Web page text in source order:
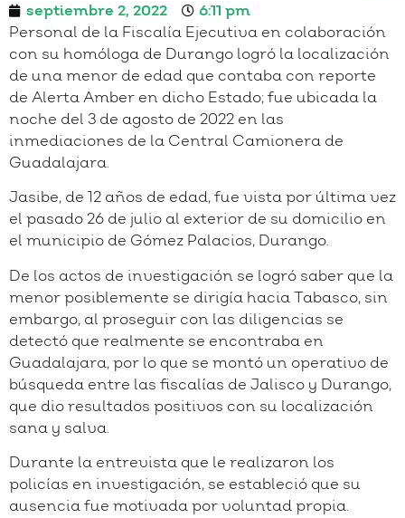
septiembre 2, 2022
6:11 pm
Personal de la Fiscalía Ejecutiva en colaboración
con su homóloga de Durango logró la localización
de una menor de edad que contaba con reporte
de Alerta Amber en dicho Estado; fue ubicada la
noche del 3 de agosto de 2022 en las
inmediaciones de la Central Camionera de
Guadalajara.
Jasibe, de 12 años de edad, fue vista por última vez
el pasado 26 de julio al exterior de su domicilio en
el municipio de Gómez Palacios, Durango.
De los actos de investigación se logró saber que la
menor posiblemente se dirigía hacia Tabasco, sin
embargo, al proseguir con las diligencias se
detectó que realmente se encontraba en
Guadalajara, por lo que se montó un operativo de
búsqueda entre las fiscalías de Jalisco y Durango,
que dio resultados positivos con su localización
sana y salva.
Durante la entrevista que le realizaron los
policías en investigación, se estableció que su
ausencia fue motivada por voluntad propia.